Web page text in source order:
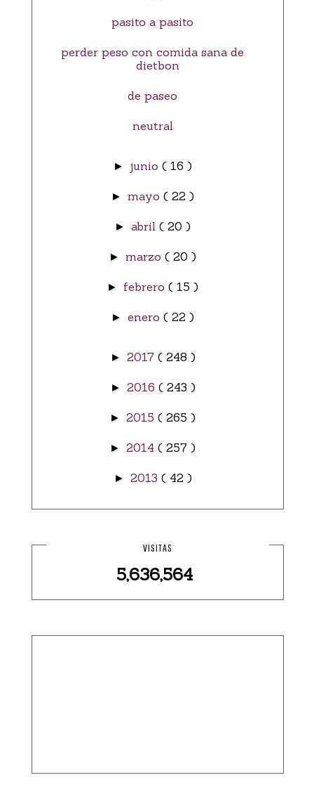
pasito a pasito
perder peso con comida sana de
dietbon
de paseo
neutral
► junio ( 16 )
► mayo ( 22 )
► abril ( 20 )
► marzo ( 20 )
► febrero ( 15 )
► enero ( 22 )
► 2017 ( 248 )
► 2016 ( 243 )
► 2015 ( 265 )
► 2014 ( 257 )
► 2013 ( 42 )
VISITAS
5,636,564